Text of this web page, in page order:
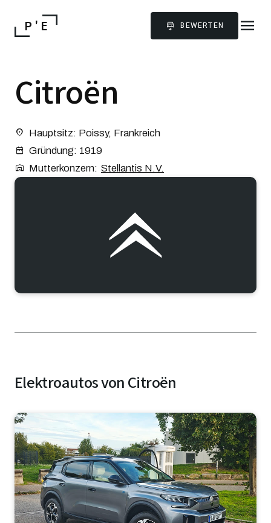
P ' E BEWERTEN menu
Citroën
Hauptsitz: Poissy, Frankreich
Gründung: 1919
Mutterkonzern: Stellantis N.V.
Elektroautos von Citroën